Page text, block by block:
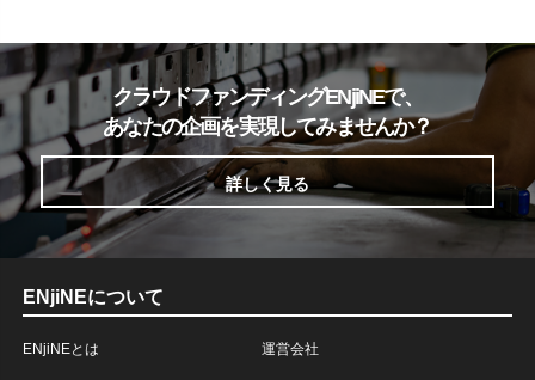
クラウドファンディングENjiNEで、
あなたの企画を実現してみませんか？
詳しく見る
ENjiNEについて
ENjiNEとは 運営会社